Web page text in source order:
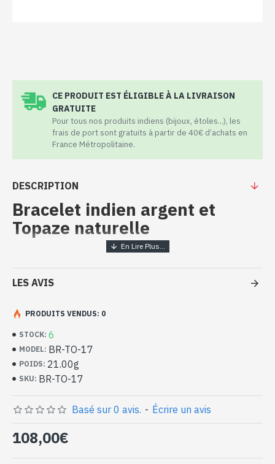
CE PRODUIT EST ÉLIGIBLE À LA LIVRAISON
GRATUITE
Pour tous nos produits indiens (bijoux, étoles...), les
frais de port sont gratuits à partir de 40€ d’achats en
France Métropolitaine.
DESCRIPTION
Bracelet indien argent et
Topaze naturelle
Bijoux indiens artisanaux –
Bracelet argent massif et Topaze
- Fait à la main à Jaipur ( INDE )
serties sur une monture en argent massif. Bracelet réglable.
- Longueur totale du bracelet : 20cm approx
- Pierre Ovale : 8mm x 6mm approx
- Pierre rectangle : 8mm x 6mm approx
Bracelet indien argent et Topazes
naturelles de diverses formes (BR-TO-
17)
LES AVIS
STOCK: 6
MODEL: BR-TO-17
POIDS: 21.00g
SKU: BR-TO-17
PRODUITS VENDUS: 0
Basé sur 0 avis. - Écrire un avis
108,00€